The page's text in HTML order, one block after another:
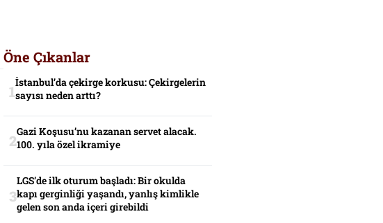
Öne Çıkanlar
İstanbul’da çekirge korkusu: Çekirgelerin
sayısı neden arttı?
Gazi Koşusu’nu kazanan servet alacak.
100. yıla özel ikramiye
LGS’de ilk oturum başladı: Bir okulda
kapı gerginliği yaşandı, yanlış kimlikle
gelen son anda içeri girebildi